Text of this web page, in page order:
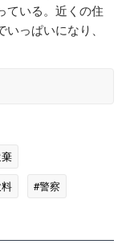
ている。近くの住
っぱいになり、
#警察